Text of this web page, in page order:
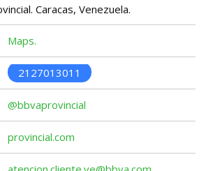
Caracas, Venezuela.
Maps.
2127013011
@bbvaprovincial
provincial.com